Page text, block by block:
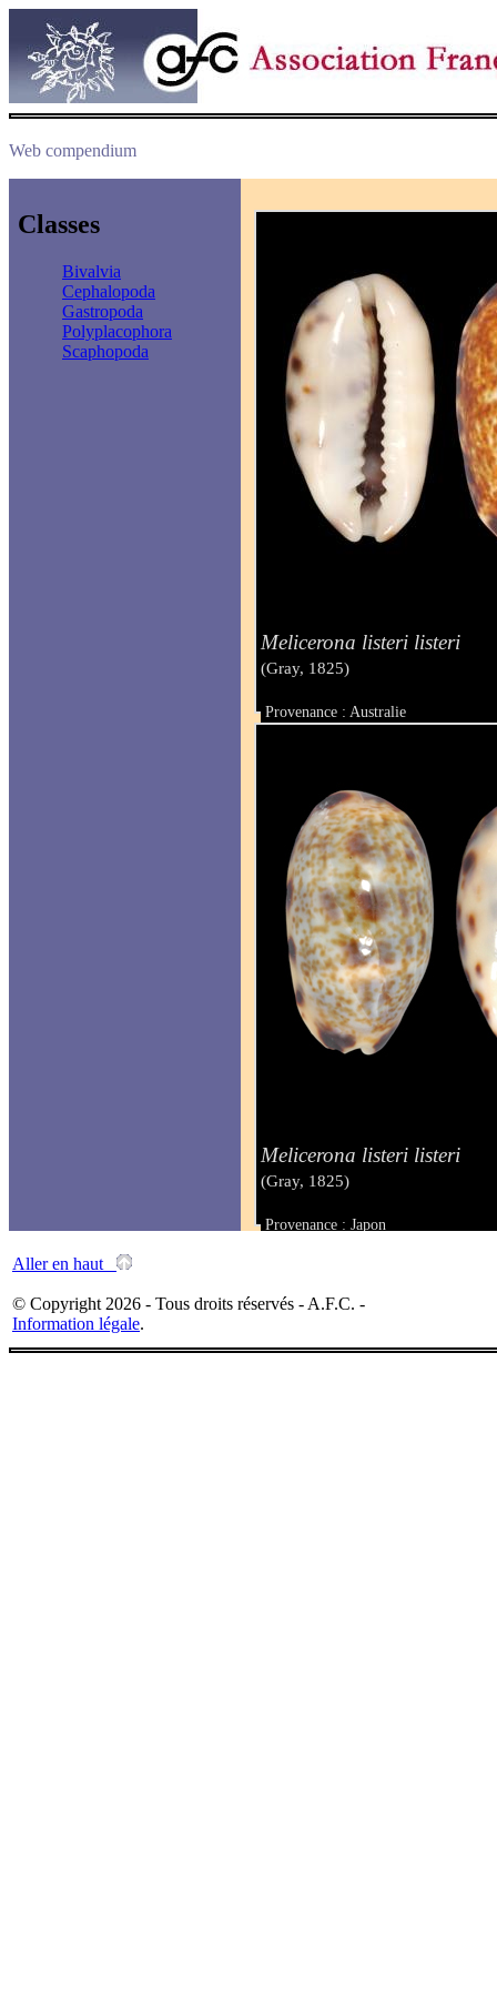
Web compendium
Classes
Bivalvia
Cephalopoda
Gastropoda
Polyplacophora
Scaphopoda
Melicerona listeri listeri
(Gray, 1825)
Provenance : Australie
Taille : 18 mm
Melicerona listeri listeri
(Gray, 1825)
Provenance : Japon
Aller en haut
© Copyright 2026 - Tous droits réservés - A.F.C. -
Information légale.